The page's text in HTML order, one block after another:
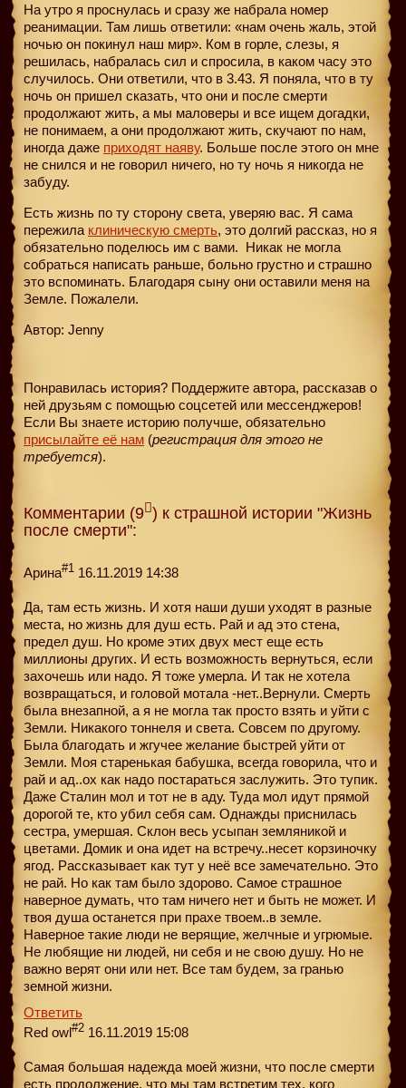
На утро я проснулась и сразу же набрала номер
реанимации. Там лишь ответили: «нам очень жаль, этой
ночью он покинул наш мир». Ком в горле, слезы, я
решилась, набралась сил и спросила, в каком часу это
случилось. Они ответили, что в 3.43. Я поняла, что в ту
ночь он пришел сказать, что они и после смерти
продолжают жить, а мы маловеры и все ищем догадки,
не понимаем, а они продолжают жить, скучают по нам,
иногда даже приходят наяву. Больше после этого он мне
не снился и не говорил ничего, но ту ночь я никогда не
забуду.
Есть жизнь по ту сторону света, уверяю вас. Я сама
пережила клиническую смерть, это долгий рассказ, но я
обязательно поделюсь им с вами. Никак не могла
собраться написать раньше, больно грустно и страшно
это вспоминать. Благодаря сыну они оставили меня на
Земле. Пожалели.
Автор: Jenny
Понравилась история? Поддержите автора, рассказав о
ней друзьям с помощью соцсетей или мессенджеров!
Если Вы знаете историю получше, обязательно
присылайте её нам (регистрация для этого не
требуется).
Комментарии (9 ) к страшной истории "Жизнь
после смерти":
Арина#1 16.11.2019 14:38
Да, там есть жизнь. И хотя наши души уходят в разные
места, но жизнь для душ есть. Рай и ад это стена,
предел душ. Но кроме этих двух мест еще есть
миллионы других. И есть возможность вернуться, если
захочешь или надо. Я тоже умерла. И так не хотела
возвращаться, и головой мотала -нет..Вернули. Смерть
была внезапной, а я не могла так просто взять и уйти с
Земли. Никакого тоннеля и света. Совсем по другому.
Была благодать и жгучее желание быстрей уйти от
Земли. Моя старенькая бабушка, всегда говорила, что и
рай и ад..ох как надо постараться заслужить. Это тупик.
Даже Сталин мол и тот не в аду. Туда мол идут прямой
дорогой те, кто убил себя сам. Однажды приснилась
сестра, умершая. Склон весь усыпан земляникой и
цветами. Домик и она идет на встречу..несет корзиночку
ягод. Рассказывает как тут у неё все замечательно. Это
не рай. Но как там было здорово. Самое страшное
наверное думать, что там ничего нет и быть не может. И
твоя душа останется при прахе твоем..в земле.
Наверное такие люди не верящие, желчные и угрюмые.
Не любящие ни людей, ни себя и не свою душу. Но не
важно верят они или нет. Все там будем, за гранью
земной жизни.
Ответить
Red owl#2 16.11.2019 15:08
Самая большая надежда моей жизни, что после смерти
есть продолжение, что мы там встретим тех, кого